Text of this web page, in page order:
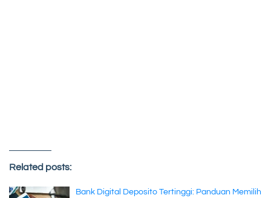
Related posts:
Bank Digital Deposito Tertinggi: Panduan Memilih